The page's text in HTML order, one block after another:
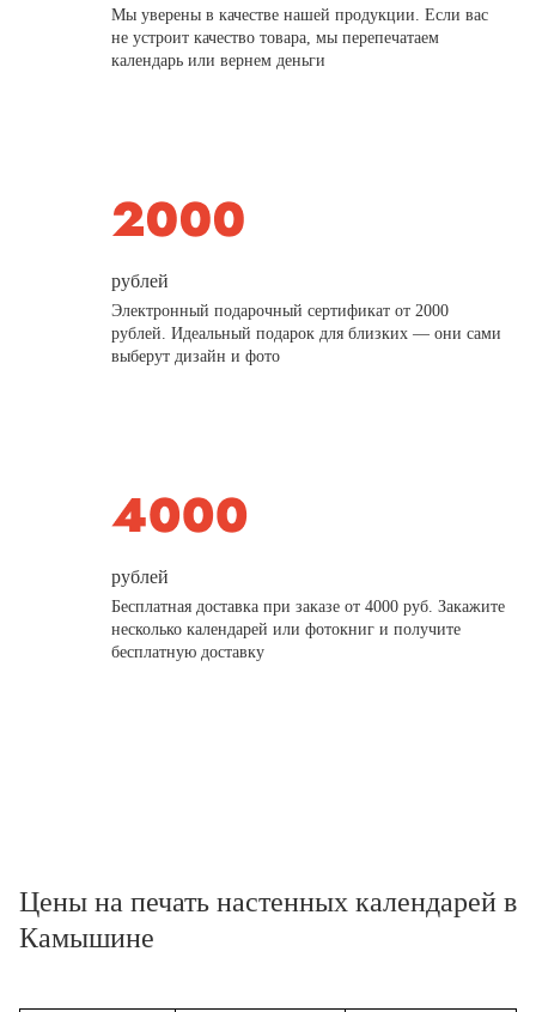
Мы уверены в качестве нашей продукции. Если вас
не устроит качество товара, мы перепечатаем
календарь или вернем деньги
рублей
Электронный подарочный сертификат от 2000
рублей. Идеальный подарок для близких — они сами
выберут дизайн и фото
рублей
Бесплатная доставка при заказе от 4000 руб. Закажите
несколько календарей или фотокниг и получите
бесплатную доставку
Цены на печать настенных календарей в
Камышине